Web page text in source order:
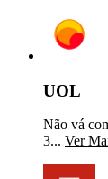
UOL
Não vá
3... Ver